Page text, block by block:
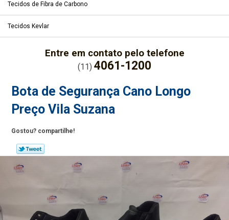
Tecidos de Fibra de Carbono
Tecidos Kevlar
Entre em contato pelo telefone
(11) 4061-1200
Bota de Segurança Cano Longo
Preço Vila Suzana
Gostou? compartilhe!